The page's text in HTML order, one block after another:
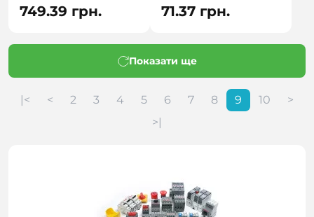
749.39 грн. 71.37 грн.
Показати ще
|< < 2 3 4 5 6 7 8 9 10
>
>|